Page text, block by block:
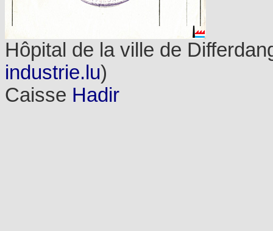
Hôpital de la ville de
industrie.lu)
Caisse Hadir